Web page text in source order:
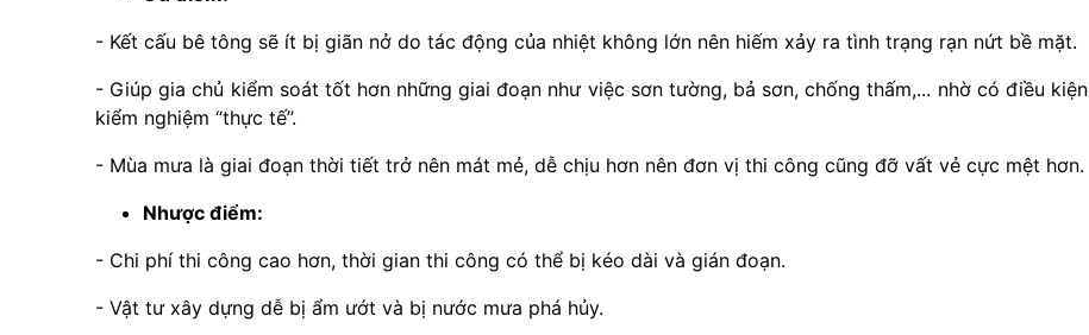
- Kết cấu bê tông sẽ ít bị giãn nở do tác động của nhiệt không lớn nên hiếm xảy ra tình trạng rạn nứt bề mặt.
- Giúp gia chủ kiểm soát tốt hơn những giai đoạn như việc sơn tường, bả sơn, chống thấm,... nhờ có điều kiện
kiểm nghiệm “thực tế”.
- Mùa mưa là giai đoạn thời tiết trở nên mát mẻ, dễ chịu hơn nên đơn vị thi công cũng đỡ vất vẻ cực mệt hơn.
Nhược điểm:
- Chi phí thi công cao hơn, thời gian thi công có thể bị kéo dài và gián đoạn.
- Vật tư xây dựng dễ bị ẩm ướt và bị nước mưa phá hủy.